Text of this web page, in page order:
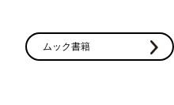
ムック書籍